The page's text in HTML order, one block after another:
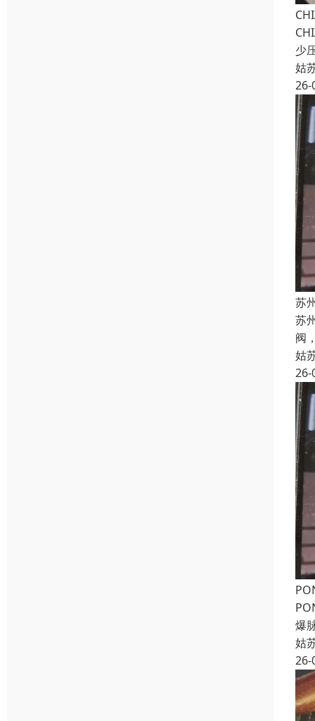
少
姑
26-
苏
苏
阀
姑
26-
爆
姑
26-